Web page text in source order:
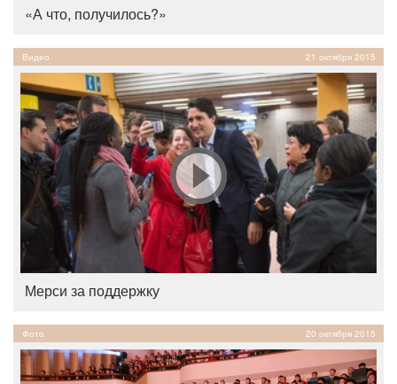
«А что, получилось?»
Видео 21 октября 2015
Мерси за поддержку
Фото 20 октября 2015